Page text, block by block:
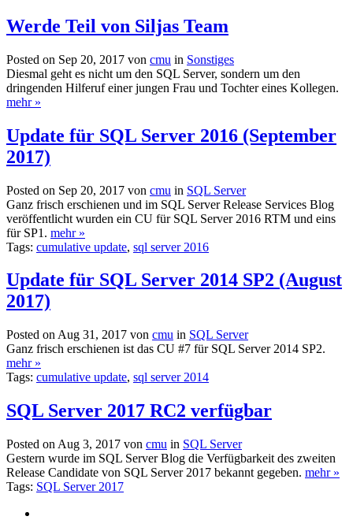
Werde Teil von Siljas Team
Posted on Sep 20, 2017 von cmu in Sonstiges
Diesmal geht es nicht um den SQL Server, sondern um den
dringenden Hilferuf einer jungen Frau und Tochter eines Kollegen.
mehr »
Update für SQL Server 2016 (September
2017)
Posted on Sep 20, 2017 von cmu in SQL Server
Ganz frisch erschienen und im SQL Server Release Services Blog
veröffentlicht wurden ein CU für SQL Server 2016 RTM und eins
für SP1. mehr »
Tags: cumulative update, sql server 2016
Update für SQL Server 2014 SP2 (August
2017)
Posted on Aug 31, 2017 von cmu in SQL Server
Ganz frisch erschienen ist das CU #7 für SQL Server 2014 SP2.
mehr »
Tags: cumulative update, sql server 2014
SQL Server 2017 RC2 verfügbar
Posted on Aug 3, 2017 von cmu in SQL Server
Gestern wurde im SQL Server Blog die Verfügbarkeit des zweiten
Release Candidate von SQL Server 2017 bekannt gegeben. mehr »
Tags: SQL Server 2017